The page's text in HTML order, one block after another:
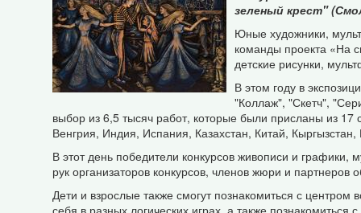
зеленый крест"
Юные художники,
команды проекта «На
детские рисунки,
В этом году в
"Коллаж", "Скетч",
выбор из 6,5 тысяч работ, которые были присланы из 17
Венгрия, Индия, Испания, Казахстан, Китай,
В этот день победители конкурсов живописи и
рук организаторов конкурсов, членов жюри и
Дети и взрослые также смогут познакомиться с центром
себя в разных логических играх, а также